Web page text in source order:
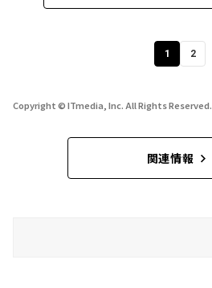
1 2
Copyright © ITmedia, Inc. All Rights Reserved.
関連情報